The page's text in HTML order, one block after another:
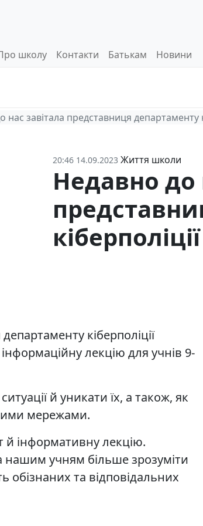
школу Контакти Батькам Новини
нас завітала представниця департаменту
20:46 14.09.2023 Життя школи
Недавно до
кіберполіції
лекцію для учнів 9-
й уникати їх, а також, як
мережами.
й інформативну лекцію.
нашим учням більше зрозуміти
та відповідальних